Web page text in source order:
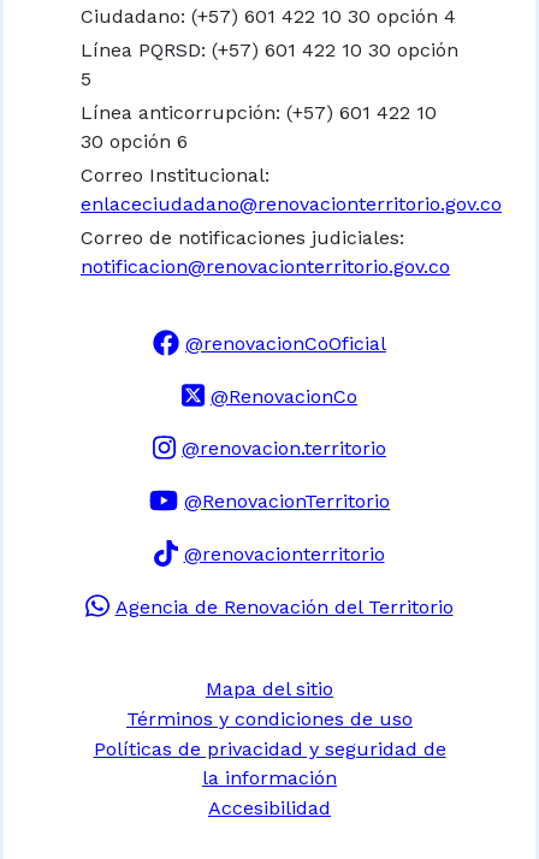
Ciudadano: (+57) 601 422 10 30 opción 4
Línea PQRSD: (+57) 601 422 10 30 opción
5
Línea anticorrupción: (+57) 601 422 10
30 opción 6
Correo Institucional:
enlaceciudadano@renovacionterritorio.gov.co
Correo de notificaciones judiciales:
notificacion@renovacionterritorio.gov.co
@renovacionCoOficial
@RenovacionCo
@renovacion.territorio
@RenovacionTerritorio
@renovacionterritorio
Agencia de Renovación del Territorio
Mapa del sitio
Términos y condiciones de uso
Políticas de privacidad y seguridad de
la información
Accesibilidad